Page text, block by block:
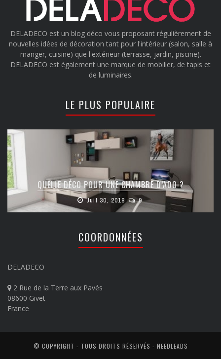
DELADECO est un blog déco vous proposant régulièrement de
nouvelles idées de décoration tant pour l'intérieur (salon, salle à
manger, cuisine) que l'extérieur (terrasse, jardin, piscine).
DELADECO est également une marque de mobilier, de tapis et
de luminaires.
LE PLUS POPULAIRE
QUELLE DÉCO POUR UNE CHAMBRE D’ADO ?
Juil 30, 2018 9
COORDONNÉES
DELADECO
2 Rue de la Terre aux Pavés
08600 Givet
France
© COPYRIGHT - TOUS DROITS RÉSERVÉS - NEEDLEADS